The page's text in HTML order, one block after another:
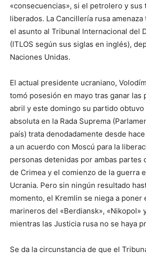
«consecuencias», si el petrolero y sus
liberados. La Cancillería rusa
el asunto al Tribunal Internacional del
(ITLOS según sus siglas en inglés),
Naciones Unidas.
El actual presidente ucraniano,
tomó posesión en mayo tras ganar las
abril y este domingo su partido obtuvo
absoluta en la Rada Suprema
país) trata denodadamente desde
a un acuerdo con Moscú para la
personas detenidas por ambas partes
de Crimea y el comienzo de la guerra
Ucrania. Pero sin ningún resultado
momento, el Kremlin se niega a poner
marineros del «Berdiansk», «Nikopol»
mientras las Justicia rusa no se haya
Se da la circunstancia de que el